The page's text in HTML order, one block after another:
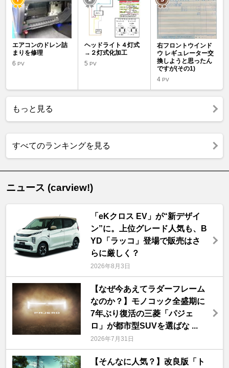
エアコンのドレン詰
まりを修理
6 PV
ヘッドライト４灯式
→２灯式化加工
5PV
右フロントウインド
ウ レギュレーター交
換しようと思ったん
ですが(その1)
4 PV
もっと見る
すべてのランキングを見る
ニュース (carview!)
「eKクロス EV」が“新デザイ
ン”に。上位グレード人気も、B
YD「ラッコ」登場で販売はさ
らに厳しく？
2026年8月3日
【なぜ今あえてラダーフレーム
なのか？】モノコック全盛期に
7年ぶり復活の三菱「パジェ
ロ」が都市型SUVを選ばな ...
2026年7月31日
【そんなに人気？】改良版「ト